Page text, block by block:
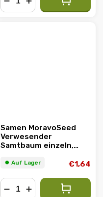
Samen MoravoSeed
Verwesender
Samtbaum einzeln,
⏺︎ Auf Lager €1,64